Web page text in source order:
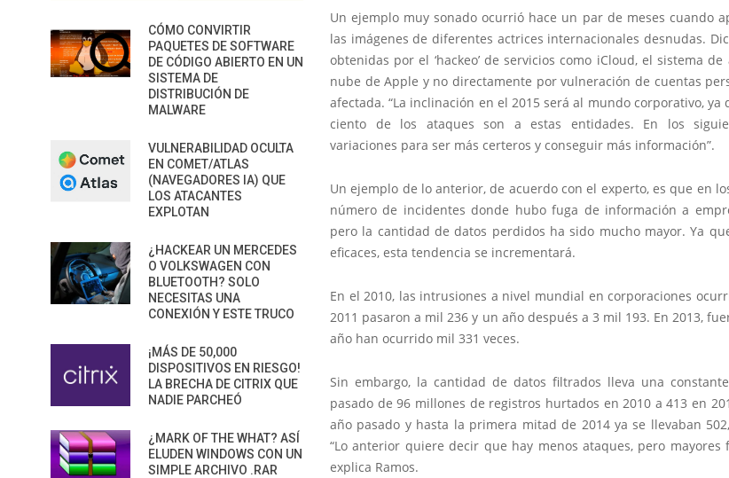
Un ejemplo muy sonado ocurrió hace un par de meses cuando
las imágenes de diferentes actrices internacionales desnudas.
obtenidas por el ‘hackeo’ de servicios como iCloud, el sistema
nube de Apple y no directamente por vulneración de cuentas
afectada. “La inclinación en el 2015 será al mundo corporativo, ya
ciento de los ataques son a estas entidades. En los
variaciones para ser más certeros y conseguir más información”.
Un ejemplo de lo anterior, de acuerdo con el experto, es que en
número de incidentes donde hubo fuga de información a
pero la cantidad de datos perdidos ha sido mucho mayor. Ya
eficaces, esta tendencia se incrementará.
En el 2010, las intrusiones a nivel mundial en corporaciones
2011 pasaron a mil 236 y un año después a 3 mil 193. En 2013,
año han ocurrido mil 331 veces.
Sin embargo, la cantidad de datos filtrados lleva una
pasado de 96 millones de registros hurtados en 2010 a 413 en
año pasado y hasta la primera mitad de 2014 ya se llevaban
“Lo anterior quiere decir que hay menos ataques, pero mayores
explica Ramos.
CÓMO CONVIRTIR
PAQUETES DE SOFTWARE
DE CÓDIGO ABIERTO EN UN
SISTEMA DE
DISTRIBUCIÓN DE
MALWARE
VULNERABILIDAD OCULTA
EN COMET/ATLAS
(NAVEGADORES IA) QUE
LOS ATACANTES
EXPLOTAN
¿HACKEAR UN MERCEDES
O VOLKSWAGEN CON
BLUETOOTH? SOLO
NECESITAS UNA
CONEXIÓN Y ESTE TRUCO
¡MÁS DE 50,000
DISPOSITIVOS EN RIESGO!
LA BRECHA DE CITRIX QUE
NADIE PARCHEÓ
¿MARK OF THE WHAT? ASÍ
ELUDEN WINDOWS CON UN
SIMPLE ARCHIVO .RAR